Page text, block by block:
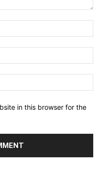
in this browser for the